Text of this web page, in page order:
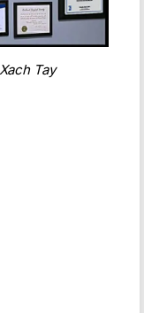
Tay